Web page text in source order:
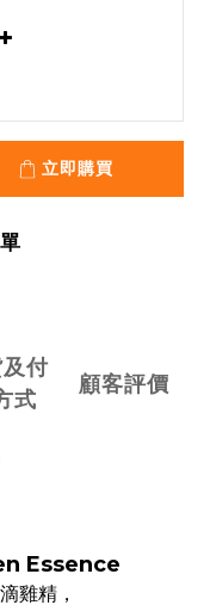
立即購買
付
式
顧客評價
Essence
雞精，